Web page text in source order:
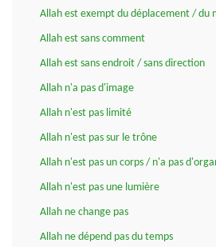
Allah est exempt du déplacement / du
Allah est sans comment
Allah est sans endroit / sans direction
Allah n'a pas d'image
Allah n'est pas limité
Allah n'est pas sur le trône
Allah n'est pas un corps / n'a pas
Allah n'est pas une lumière
Allah ne change pas
Allah ne dépend pas du temps